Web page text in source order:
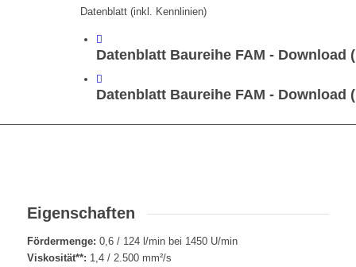
Datenblatt (inkl. Kennlinien)
Datenblatt Baureihe FAM - Download
Datenblatt Baureihe FAM - Download
Eigenschaften
Fördermenge: 0,6 / 124 l/min bei 1450 U/min
Viskosität**: 1,4 / 2.500 mm²/s